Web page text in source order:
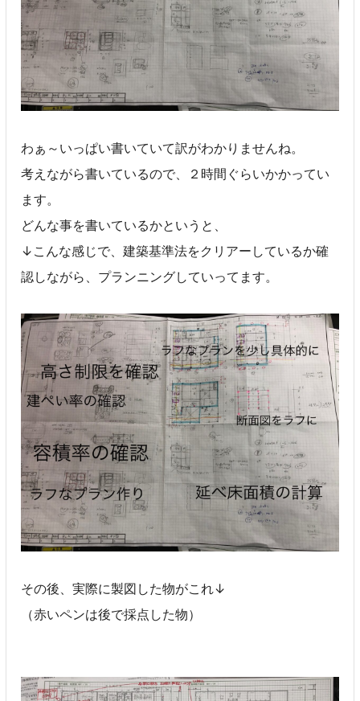
わぁ～いっぱい書いていて訳がわかりませんね。
考えながら書いているので、２時間ぐらいかかってい
ます。
どんな事を書いているかというと、
↓こんな感じで、建築基準法をクリアーしているか確
認しながら、プランニングしていってます。
その後、実際に製図した物がこれ↓
（赤いペンは後で採点した物）